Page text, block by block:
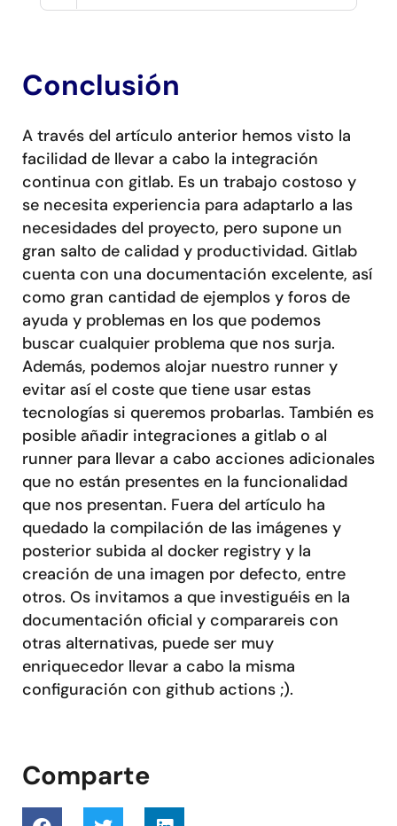
Conclusión
A través del artículo anterior hemos visto la
facilidad de llevar a cabo la integración
continua con gitlab. Es un trabajo costoso y
se necesita experiencia para adaptarlo a las
necesidades del proyecto, pero supone un
gran salto de calidad y productividad. Gitlab
cuenta con una documentación excelente, así
como gran cantidad de ejemplos y foros de
ayuda y problemas en los que podemos
buscar cualquier problema que nos surja.
Además, podemos alojar nuestro runner y
evitar así el coste que tiene usar estas
tecnologías si queremos probarlas. También es
posible añadir integraciones a gitlab o al
runner para llevar a cabo acciones adicionales
que no están presentes en la funcionalidad
que nos presentan. Fuera del artículo ha
quedado la compilación de las imágenes y
posterior subida al docker registry y la
creación de una imagen por defecto, entre
otros. Os invitamos a que investiguéis en la
documentación oficial y comparareis con
otras alternativas, puede ser muy
enriquecedor llevar a cabo la misma
configuración con github actions ;).
Comparte